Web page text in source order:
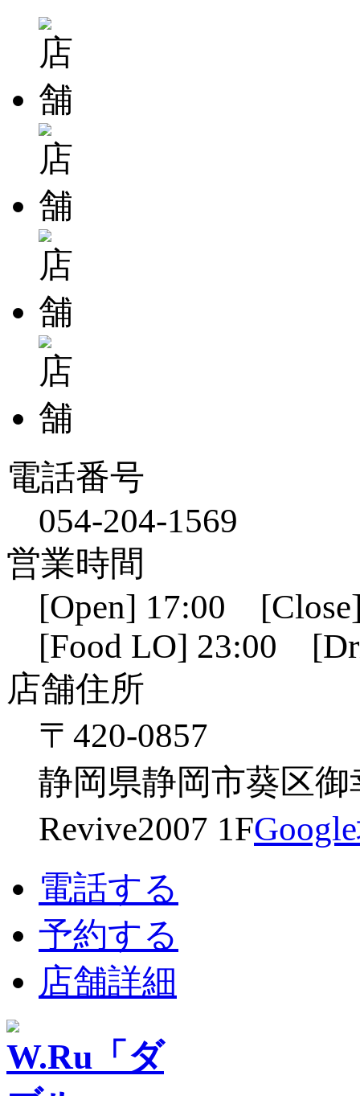
電話番号
054-204-1569
営業時間
[Open] 17:00
[Food LO] 23:00
店舗住所
〒420-0857
静岡県静岡市葵区御
Revive2007 1F
電話する
予約する
店舗詳細